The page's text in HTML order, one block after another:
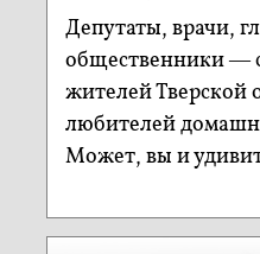
Депутаты, врачи,
общественники —
жителей Тверской
любителей
Может, вы и